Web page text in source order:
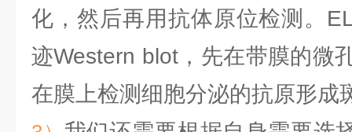
化，然后再用抗体原位检测。
迹Western blot，先在带膜的微
在膜上检测细胞分泌的抗原形成